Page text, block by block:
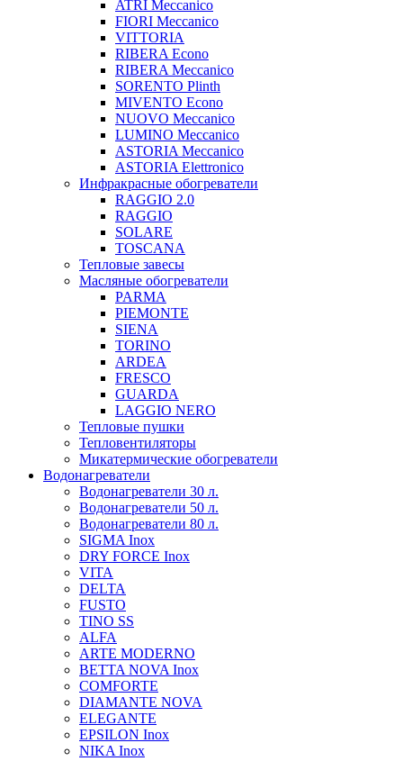
ATRI Meccanico
FIORI Meccanico
VITTORIA
RIBERA Econo
RIBERA Meccanico
SORENTO Plinth
MIVENTO Econo
NUOVO Meccanico
LUMINO Meccanico
ASTORIA Meccanico
ASTORIA Elettronico
Инфракрасные обогреватели
RAGGIO 2.0
RAGGIO
SOLARE
TOSCANA
Тепловые завесы
Масляные обогреватели
PARMA
PIEMONTE
SIENA
TORINO
ARDEA
FRESCO
GUARDA
LAGGIO NERO
Тепловые пушки
Тепловентиляторы
Микатермические обогреватели
Водонагреватели
Водонагреватели 30 л.
Водонагреватели 50 л.
Водонагреватели 80 л.
SIGMA Inox
DRY FORCE Inox
VITA
DELTA
FUSTO
TINO SS
ALFA
ARTE MODERNO
BETTA NOVA Inox
COMFORTE
DIAMANTE NOVA
ELEGANTE
EPSILON Inox
NIKA Inox